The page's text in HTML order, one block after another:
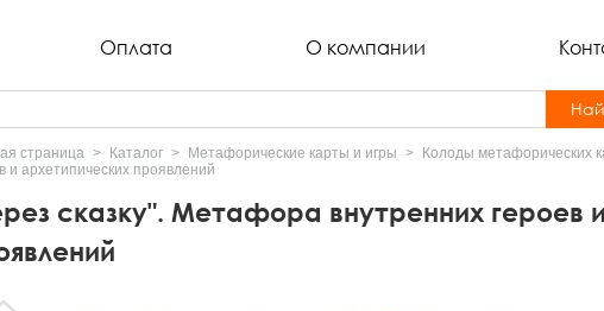
Оплата О компании
страница Каталог Метафорические карты и игры Колоды метафорических
и архетипических проявлений
сказку". Метафора внутренних героев